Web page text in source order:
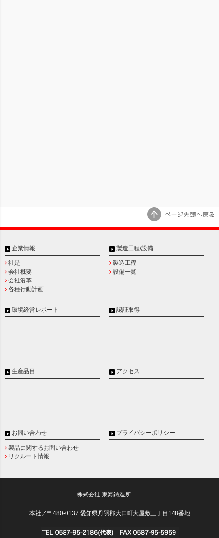
企業情報
社是
会社概要
会社沿革
各種行動計画
製造工程/設備
製造工程
設備一覧
環境経営レポート 認証取得
生産品目 アクセス
お問い合わせ
製品に関するお問い合わせ
リクルート情報
プライバシーポリシー
株式会社 東海鋳造所
本社／〒480-0137 愛知県丹羽郡大口町大屋敷三丁目148番地